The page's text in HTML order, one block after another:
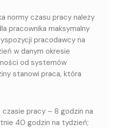
normy czasu pracy należy
pracownika maksymalny
pracodawcy na
w danym okresie
od systemów
stanowi praca, która
pracy – 8 godzin na
40 godzin na tydzień;